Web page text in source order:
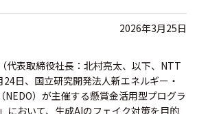
2026年3月25日
表取締役社長：北村亮太、以下、NTT
日、国立研究開発法人新エネルギー・
NEDO）が主催する懸賞金活用型プログラ
」において、生成AIのフェイク対策を目的